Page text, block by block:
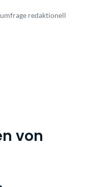
redaktionell
von